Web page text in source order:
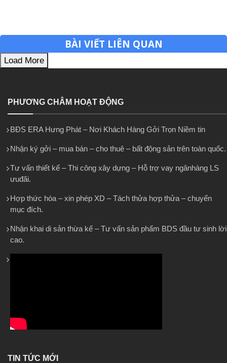
BÀI VIẾT LIÊN QUAN
Load More
PHƯƠNG CHÂM HOẠT ĐỘNG
BĐS ERA Hưng Phát – Nơi Khách Hàng Gởi Trọn Niềm tin
Nhận ký gởi – mua bán – cho thuê – bất động sản trên toàn quốc.
Tư vấn thiết kế – Thi công xây dựng – Hỗ trợ vay ngânhàng LS
ưuđãi.
Hợp thức hóa – xin phép XD – Tách thửa hợp thửa – chuyển
mục đích.
Nhận khai di sản thừa kế – Tư vấn sản phẩm BDS đầu tư sinh lời
cao.
TIN TỨC MỚI